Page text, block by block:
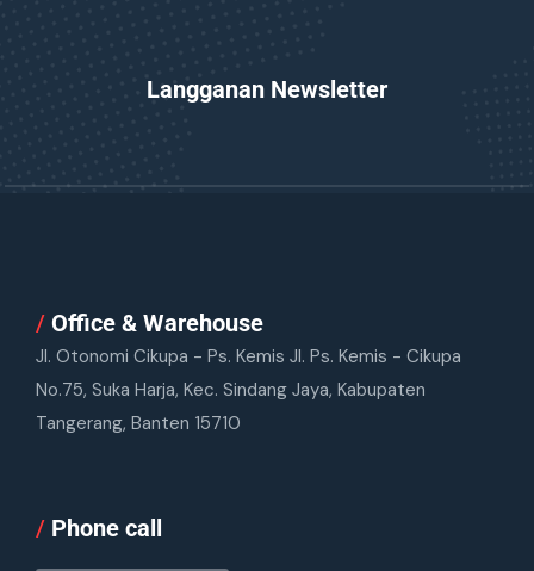
Langganan Newsletter
/ Office & Warehouse
Jl. Otonomi Cikupa - Ps. Kemis Jl. Ps. Kemis - Cikupa
No.75, Suka Harja, Kec. Sindang Jaya, Kabupaten
Tangerang, Banten 15710
/ Phone call